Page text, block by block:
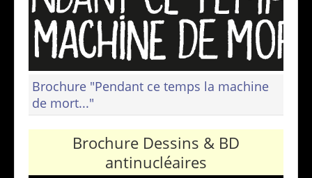
Brochure "Pendant ce temps la machine
de mort..."
Brochure Dessins & BD
antinucléaires